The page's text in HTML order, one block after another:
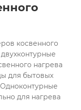
косвенного
нагрева
для бытовых
для нагрева